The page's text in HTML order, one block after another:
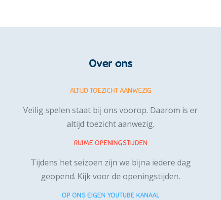
Over ons
ALTIJD TOEZICHT AANWEZIG
Veilig spelen staat bij ons voorop. Daarom is er
altijd toezicht aanwezig.
RUIME OPENINGSTIJDEN
Tijdens het seizoen zijn we bijna iedere dag
geopend. Kijk voor de openingstijden.
OP ONS EIGEN YOUTUBE KANAAL